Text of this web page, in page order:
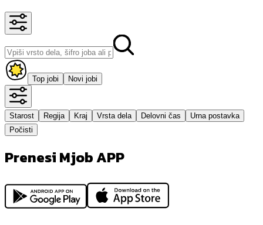
Top jobi Novi jobi
Starost Regija Kraj Vrsta dela Delovni čas
Urna postavka
Počisti
Prenesi Mjob APP